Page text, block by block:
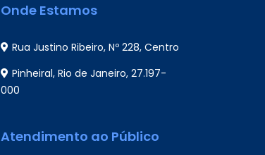
Onde Estamos
Rua Justino Ribeiro, Nº 228, Centro
Pinheiral, Rio de Janeiro, 27.197-
000
Atendimento ao Público